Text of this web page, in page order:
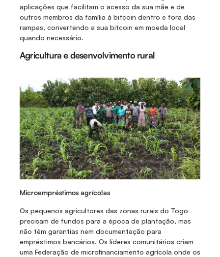
aplicações que facilitam o acesso da sua mãe e de
outros membros da família à bitcoin dentro e fora das
rampas, convertendo a sua bitcoin em moeda local
quando necessário.
Agricultura e desenvolvimento rural
Microempréstimos agrícolas
Os pequenos agricultores das zonas rurais do Togo
precisam de fundos para a época de plantação, mas
não têm garantias nem documentação para
empréstimos bancários. Os líderes comunitários criam
uma Federação de microfinanciamento agrícola onde os